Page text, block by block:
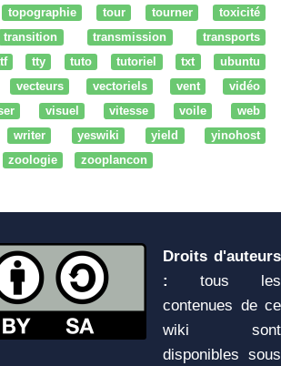
topographie tour tourner
toxicité
transition transmission
transports
tty tuto tutoriel txt
ubuntu
vecteurs vectoriels vent
vidéo
visuel vitesse voile
web
writer yeswiki yield
yinohost
zoologie zooplancon
Droits d'auteurs
:
tous les
contenues de ce
wiki sont
disponibles sous